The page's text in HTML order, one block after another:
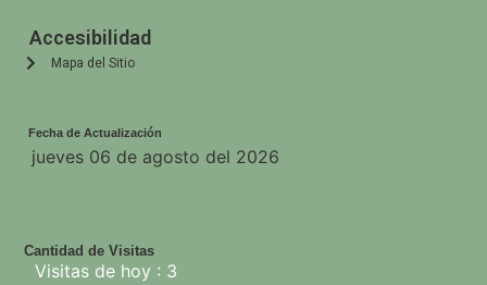
Accesibilidad
Mapa del Sitio
Fecha de Actualización
Cantidad de Visitas
Visitas de hoy : 3
jueves 06 de agosto del 2026